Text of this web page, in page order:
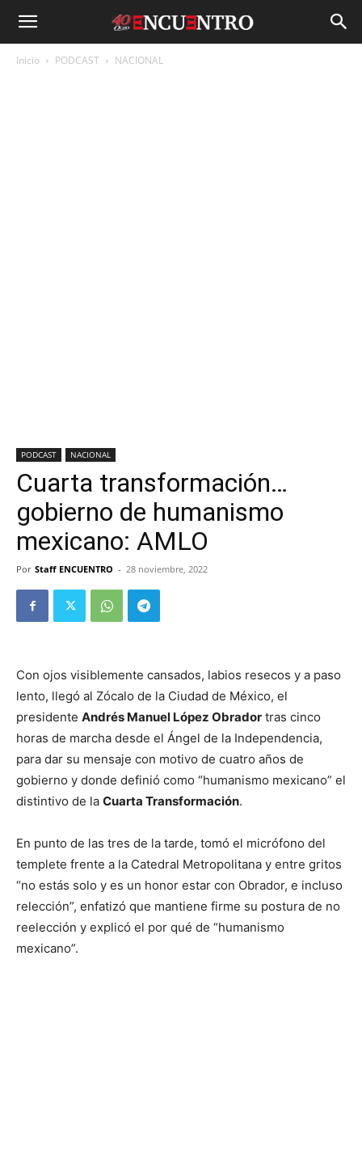
Inicio PODCAST NACIONAL
PODCAST NACIONAL
Cuarta transformación…
gobierno de humanismo
mexicano: AMLO
Por Staff ENCUENTRO - 28 noviembre, 2022
Con ojos visiblemente cansados, labios resecos y a paso
lento, llegó al Zócalo de la Ciudad de México, el
presidente Andrés Manuel López Obrador tras cinco
horas de marcha desde el Ángel de la Independencia,
para dar su mensaje con motivo de cuatro años de
gobierno y donde definió como “humanismo mexicano” el
distintivo de la Cuarta Transformación.
En punto de las tres de la tarde, tomó el micrófono del
templete frente a la Catedral Metropolitana y entre gritos
“no estás solo y es un honor estar con Obrador, e incluso
relección”, enfatizó que mantiene firme su postura de no
reelección y explicó el por qué de “humanismo
mexicano”.